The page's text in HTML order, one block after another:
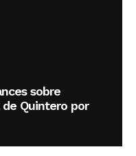
sobre
de Quintero por